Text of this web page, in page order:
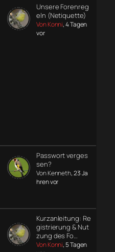
Unsere Forenreg
eln (Netiquette)
Von Konni, 4 Tagen
vor
Passwort verges
sen?
Von Kenneth, 23 Ja
hren vor
Kurzanleitung: Re
gistrierung & Nut
zung des Fo…
Von Konni, 5 Tagen